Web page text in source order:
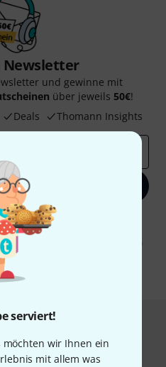
serviert!
möchten wir Ihnen ein
mit allem was
Newsletter
und gewinne mit
über jeweils 50€!
Deals Thomann Insights
Sie dem Erhalt von E-Mail-
E-Mail-Nutzungsverhaltens zu. Die
Informationen finden Sie in